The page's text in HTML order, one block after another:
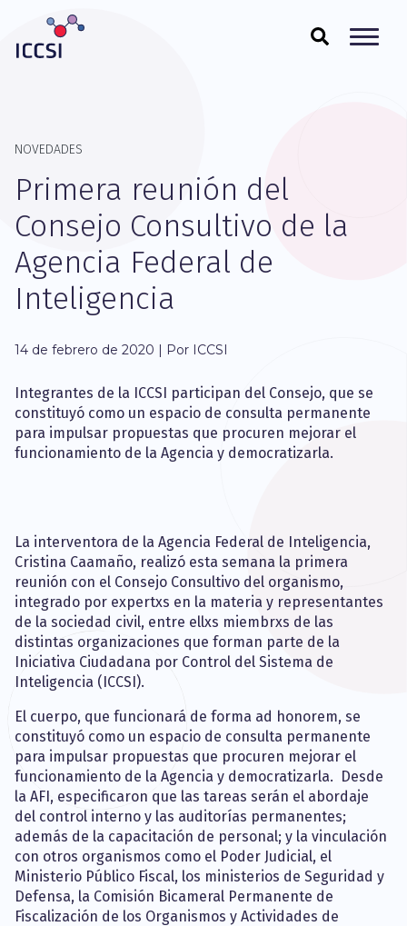
NOVEDADES
Primera reunión del
Consejo Consultivo de la
Agencia Federal de
Inteligencia
14 de febrero de 2020 | Por ICCSI
Integrantes de la ICCSI participan del Consejo, que se
constituyó como un espacio de consulta permanente
para impulsar propuestas que procuren mejorar el
funcionamiento de la Agencia y democratizarla.
La interventora de la Agencia Federal de Inteligencia,
Cristina Caamaño, realizó esta semana la primera
reunión con el Consejo Consultivo del organismo,
integrado por expertxs en la materia y representantes
de la sociedad civil, entre ellxs miembrxs de las
distintas organizaciones que forman parte de la
Iniciativa Ciudadana por Control del Sistema de
Inteligencia (ICCSI).
El cuerpo, que funcionará de forma ad honorem, se
constituyó como un espacio de consulta permanente
para impulsar propuestas que procuren mejorar el
funcionamiento de la Agencia y democratizarla. Desde
la AFI, especificaron que las tareas serán el abordaje
del control interno y las auditorías permanentes;
además de la capacitación de personal; y la vinculación
con otros organismos como el Poder Judicial, el
Ministerio Público Fiscal, los ministerios de Seguridad y
Defensa, la Comisión Bicameral Permanente de
Fiscalización de los Organismos y Actividades de